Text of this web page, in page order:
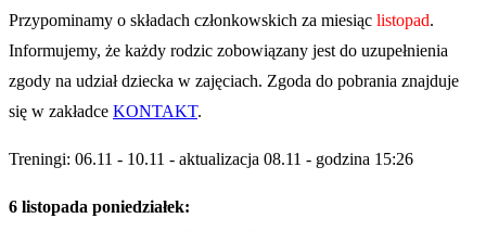
Przypominamy o składach członkowskich za miesiąc listopad.
Informujemy, że każdy rodzic zobowiązany jest do uzupełnienia
zgody na udział dziecka w zajęciach. Zgoda do pobrania znajduje
się w zakładce KONTAKT.
Treningi: 06.11 - 10.11 - aktualizacja 08.11 - godzina 15:26
6 listopada poniedziałek: